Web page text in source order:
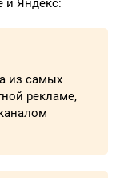
и Яндекс:
из самых
рекламе,